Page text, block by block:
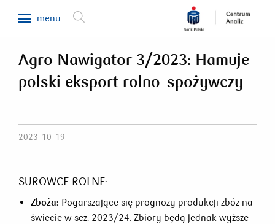
menu
Makroekonomia
Nieruchomości
Fundusze inwestycyjne
Newsletter
Agro Nawigator 3/2023: Hamuje
polski eksport rolno-spożywczy
2023-10-19
SUROWCE ROLNE:
Zboża: Pogarszające się prognozy produkcji zbóż na
świecie w sez. 2023/24. Zbiory będą jednak wyższe